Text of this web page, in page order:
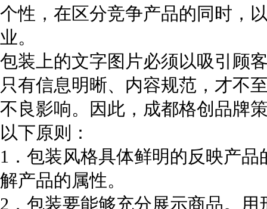
个性，在区分竞争产品的同时，
业。
包装上的文字图片必须以吸引顾
只有信息明晰、内容规范，才不
不良影响。因此， 成都格创品牌
以下原则：
1．包装风格具体鲜明的反映产
解产品的属性。
2．包装要能够充分展示商品。